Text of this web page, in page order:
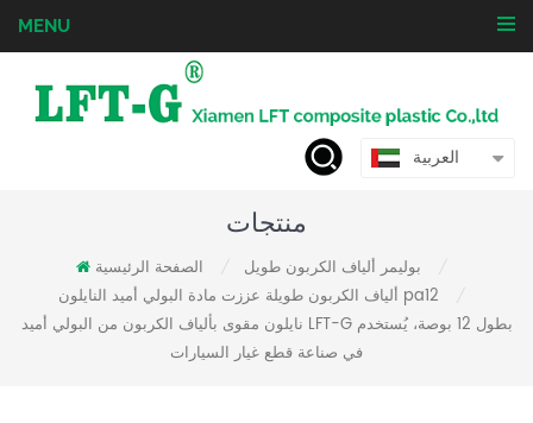
MENU
العربية
منتجات
الصفحة الرئيسية بوليمر ألياف الكربون طويل
ألياف الكربون طويلة عززت مادة البولي أميد النايلون pa12
نايلون مقوى بألياف الكربون من البولي أميد LFT-G بطول 12 بوصة، يُستخدم
في صناعة قطع غيار السيارات